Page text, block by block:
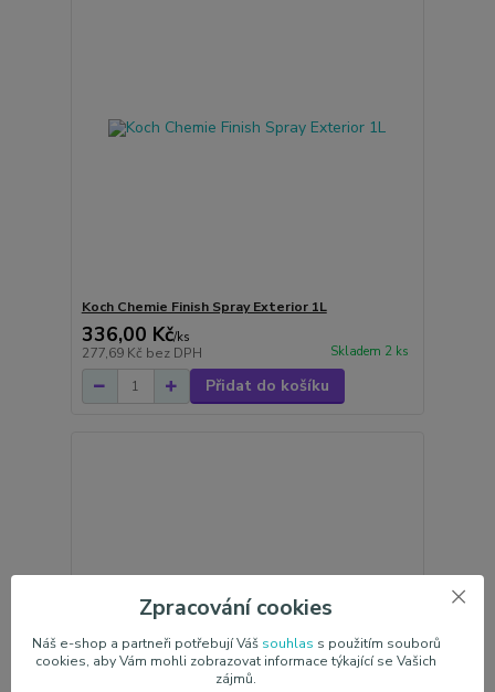
Koch Chemie Finish Spray Exterior 1L
336,00 Kč/ks
277,69 Kč bez DPH Skladem 2 ks
Přidat do košíku
Zpracování cookies
Náš e-shop a partneři potřebují Váš souhlas s použitím souborů
cookies, aby Vám mohli zobrazovat informace týkající se Vašich
zájmů.